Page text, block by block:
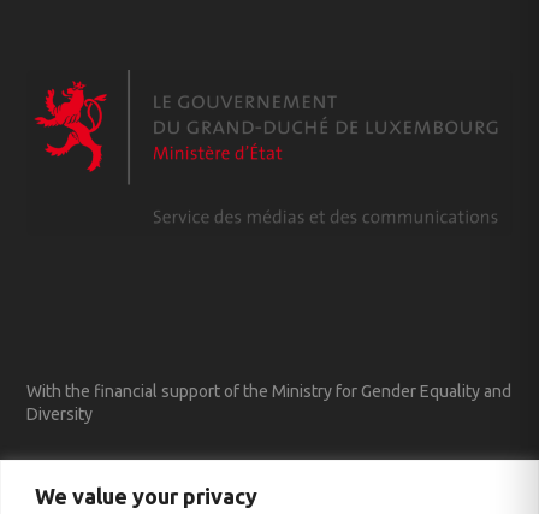
We value your privacy
With the financial support of the Ministry for Gender Equality and
Diversity